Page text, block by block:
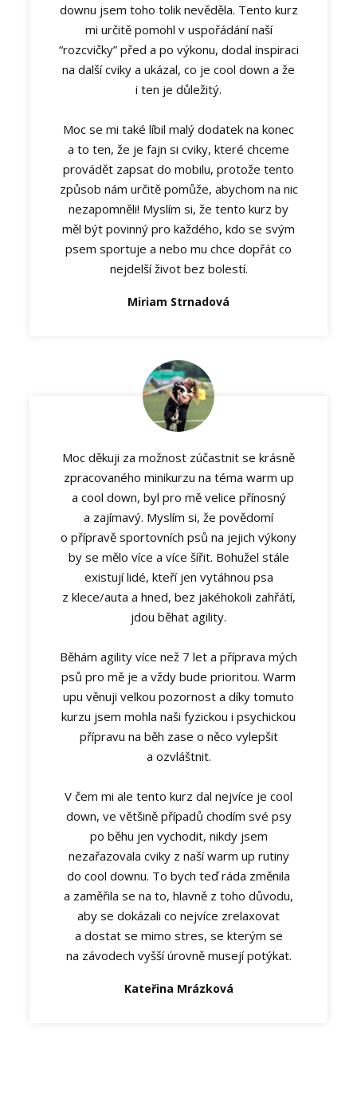
downu jsem toho tolik nevěděla. Tento kurz
mi určitě pomohl v uspořádání naší
“rozcvičky” před a po výkonu, dodal inspiraci
na další cviky a ukázal, co je cool down a že
i ten je důležitý.
Moc se mi také líbil malý dodatek na konec
a to ten, že je fajn si cviky, které chceme
provádět zapsat do mobilu, protože tento
způsob nám určitě pomůže, abychom na nic
nezapomněli! Myslím si, že tento kurz by
měl být povinný pro každého, kdo se svým
psem sportuje a nebo mu chce dopřát co
nejdelší život bez bolestí.
Miriam Strnadová
Moc děkuji za možnost zúčastnit se krásně
zpracovaného minikurzu na téma warm up
a cool down, byl pro mě velice přínosný
a zajímavý. Myslím si, že povědomí
o přípravě sportovních psů na jejich výkony
by se mělo více a více šířit. Bohužel stále
existují lidé, kteří jen vytáhnou psa
z klece/auta a hned, bez jakéhokoli zahřátí,
jdou běhat agility.
Běhám agility více než 7 let a příprava mých
psů pro mě je a vždy bude prioritou. Warm
upu věnuji velkou pozornost a díky tomuto
kurzu jsem mohla naši fyzickou i psychickou
přípravu na běh zase o něco vylepšit
a ozvláštnit.
V čem mi ale tento kurz dal nejvíce je cool
down, ve většině případů chodím své psy
po běhu jen vychodit, nikdy jsem
nezařazovala cviky z naší warm up rutiny
do cool downu. To bych teď ráda změnila
a zaměřila se na to, hlavně z toho důvodu,
aby se dokázali co nejvíce zrelaxovat
a dostat se mimo stres, se kterým se
na závodech vyšší úrovně musejí potýkat.
Kateřina Mrázková